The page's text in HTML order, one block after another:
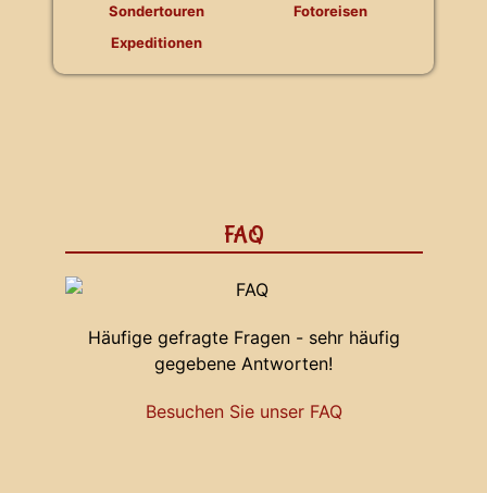
Sondertouren
Expeditionen
Fotoreisen
FAQ
Häufige gefragte Fragen - sehr häufig
gegebene Antworten!
Besuchen Sie unser FAQ